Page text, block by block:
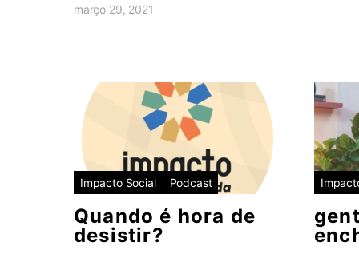
março 29, 2021
Impacto Social Podcast
Quando é hora de
desistir?